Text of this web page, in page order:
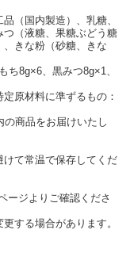
（国内製造）、乳糖、
（液糖、果糖ぶどう糖
きな粉（砂糖、きな
ち8g×6、黒みつ8g×1、
原材料に準ずるもの：
商品をお届けいたし
て常温で保存してくだ
ージよりご確認くださ
する場合があります。